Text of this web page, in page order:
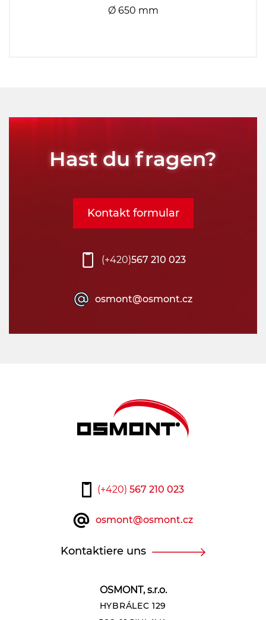
Ø 650 mm
Hast du fragen?
(+420)567 210 023
osmont@osmont.cz
Kontakt formular
OSMONT, s.r.o.
HYBRÁLEC 129
(+420) 567 210 023
osmont@osmont.cz
Kontaktiere uns